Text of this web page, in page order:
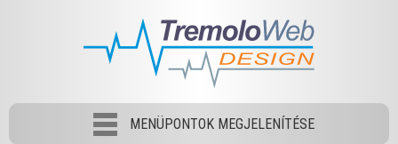
MENÜPONTOK MEGJELENÍTÉSE